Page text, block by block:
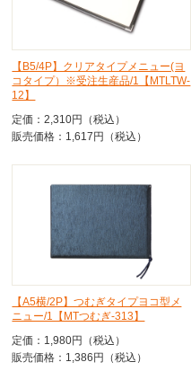
【B5/4P】クリアタイプメニュー(ヨ
コタイプ）※受注生産品/1【MTLTW-
12】
定価：2,310円（税込）
販売価格：1,617円（税込）
【A5横/2P】つむぎタイプヨコ型メ
ニュー/1【MTつむぎ-313】
定価：1,980円（税込）
販売価格：1,386円（税込）